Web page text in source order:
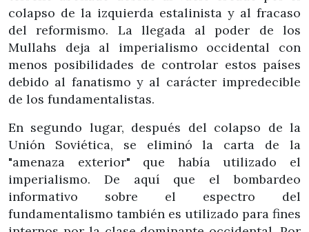
colapso de la izquierda estalinista y al fracaso
del reformismo. La llegada al poder de los
Mullahs deja al imperialismo occidental con
menos posibilidades de controlar estos países
debido al fanatismo y al carácter impredecible
de los fundamentalistas.
En segundo lugar, después del colapso de la
Unión Soviética, se eliminó la carta de la
"amenaza exterior" que había utilizado el
imperialismo. De aquí que el bombardeo
informativo sobre el espectro del
fundamentalismo también es utilizado para fines